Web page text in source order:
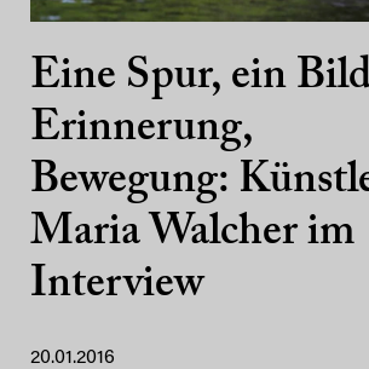
Eine Spur, ein
Erinnerung,
Bewegung:
Maria Walcher im
Interview
20.01.2016